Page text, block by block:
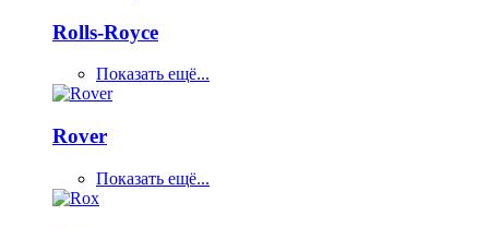
Rolls-Royce
Показать ещё...
Rover
Показать ещё...